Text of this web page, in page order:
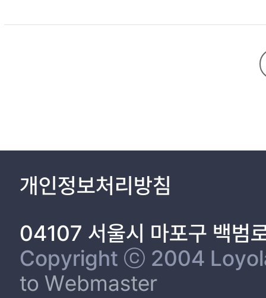
개인정보처리방침
04107 서울시 마포구 백범
Copyright ⓒ 2004
to Webmaster